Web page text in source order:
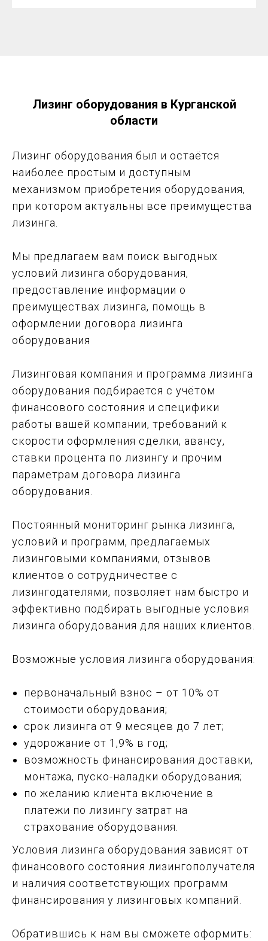
Лизинг оборудования в Курганской
области
Лизинг оборудования был и остаётся
наиболее простым и доступным
механизмом приобретения оборудования,
при котором актуальны все преимущества
лизинга.
Мы предлагаем вам поиск выгодных
условий лизинга оборудования,
предоставление информации о
преимуществах лизинга, помощь в
оформлении договора лизинга
оборудования
Лизинговая компания и программа лизинга
оборудования подбирается с учётом
финансового состояния и специфики
работы вашей компании, требований к
скорости оформления сделки, авансу,
ставки процента по лизингу и прочим
параметрам договора лизинга
оборудования.
Постоянный мониторинг рынка лизинга,
условий и программ, предлагаемых
лизинговыми компаниями, отзывов
клиентов о сотрудничестве с
лизингодателями, позволяет нам быстро и
эффективно подбирать выгодные условия
лизинга оборудования для наших клиентов.
Возможные условия лизинга оборудования:
первоначальный взнос – от 10% от
стоимости оборудования;
срок лизинга от 9 месяцев до 7 лет;
удорожание от 1,9% в год;
возможность финансирования доставки,
монтажа, пуско-наладки оборудования;
по желанию клиента включение в
платежи по лизингу затрат на
страхование оборудования.
Условия лизинга оборудования зависят от
финансового состояния лизингополучателя
и наличия соответствующих программ
финансирования у лизинговых компаний.
Обратившись к нам вы сможете оформить: